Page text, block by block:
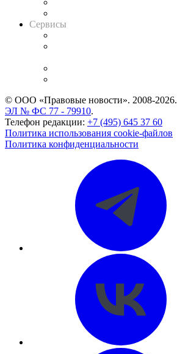
Сервисы
© ООО «Правовые новости». 2008-2026.
ЭЛ № ФС 77 - 79910.
Телефон редакции: +7 (495) 645 37 60
Политика использования cookie-файлов
Политика конфиденциальности